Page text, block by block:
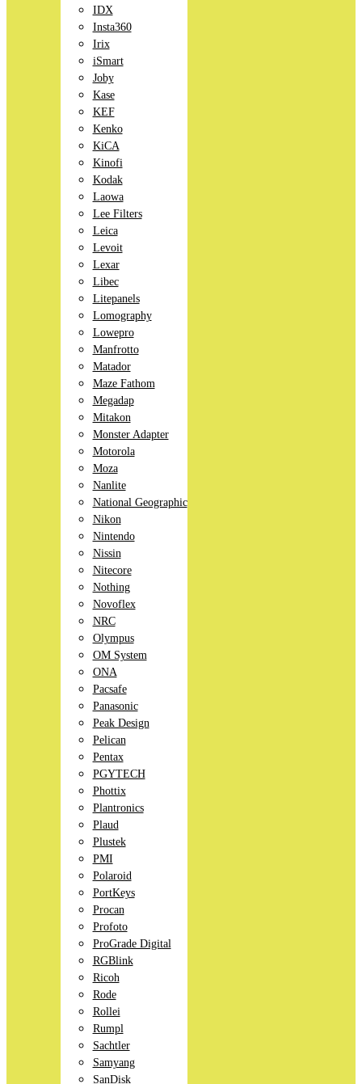
IDX
Insta360
Irix
iSmart
Joby
Kase
KEF
Kenko
KiCA
Kinofi
Kodak
Laowa
Lee Filters
Leica
Levoit
Lexar
Libec
Litepanels
Lomography
Lowepro
Manfrotto
Matador
Maze Fathom
Megadap
Mitakon
Monster Adapter
Motorola
Moza
Nanlite
National Geographic
Nikon
Nintendo
Nissin
Nitecore
Nothing
Novoflex
NRC
Olympus
OM System
ONA
Pacsafe
Panasonic
Peak Design
Pelican
Pentax
PGYTECH
Phottix
Plantronics
Plaud
Plustek
PMI
Polaroid
PortKeys
Procan
Profoto
ProGrade Digital
RGBlink
Ricoh
Rode
Rollei
Rumpl
Sachtler
Samyang
SanDisk